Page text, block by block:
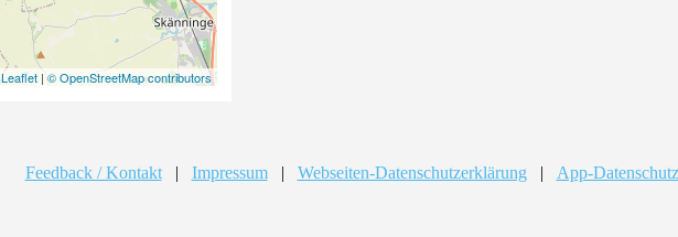
Leaflet | © OpenStreetMap contributors
Feedback / Kontakt | Impressum | Webseiten-Datenschutzerklärung | App-